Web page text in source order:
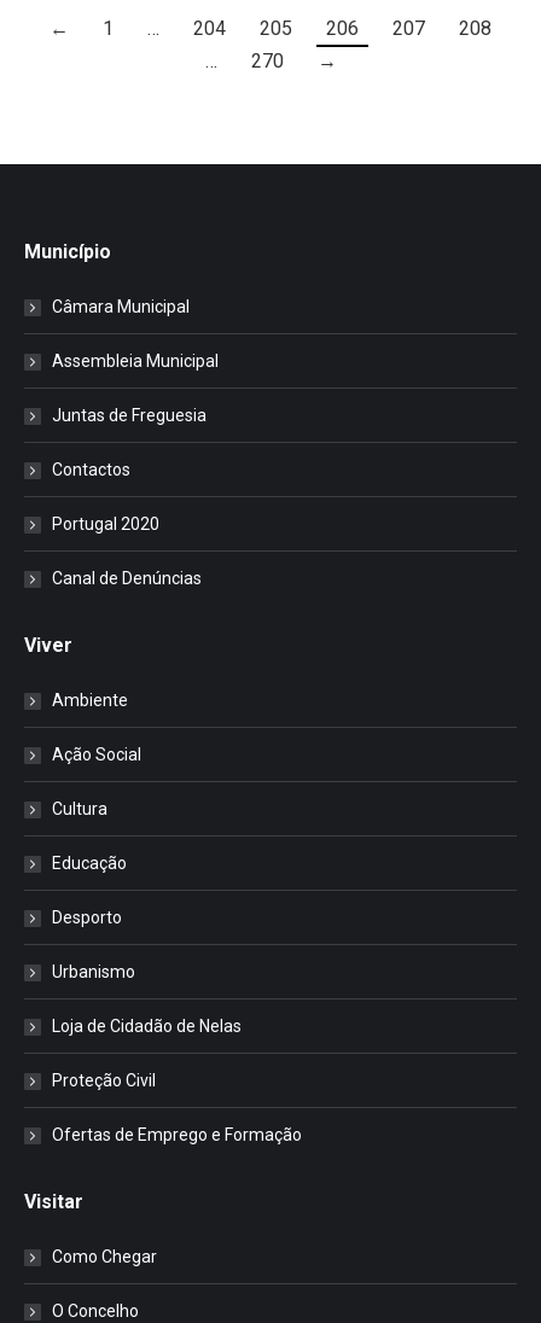
← 1 … 204 205 206 207
208
…
270 →
Município
Câmara Municipal
Assembleia Municipal
Juntas de Freguesia
Contactos
Portugal 2020
Canal de Denúncias
Viver
Ambiente
Ação Social
Cultura
Educação
Desporto
Urbanismo
Loja de Cidadão de Nelas
Proteção Civil
Ofertas de Emprego e Formação
Visitar
Como Chegar
O Concelho